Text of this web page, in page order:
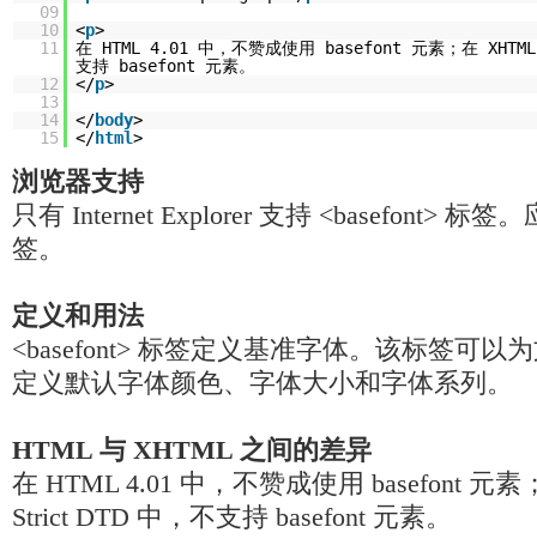
09
10
<p>
11
在 HTML 4.01 中，不赞成使用 basefont 元素；在
支持 basefont 元素。
12
</p>
13
14
</body>
15
</html>
浏览器支持
只有 Internet Explorer 支持 <basefont> 标签
签。
定义和用法
<basefont> 标签定义基准字体。该标签可以
定义默认字体颜色、字体大小和字体系列。
HTML 与 XHTML 之间的差异
在 HTML 4.01 中，不赞成使用 basefont 元素
Strict DTD 中，不支持 basefont 元素。